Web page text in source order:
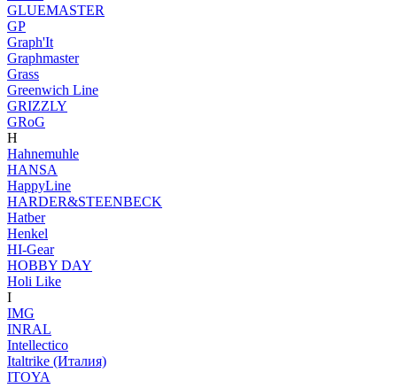
GLUEMASTER
GP
Graph'It
Graphmaster
Grass
Greenwich Line
GRIZZLY
GRoG
H
Hahnemuhle
HANSA
HappyLine
HARDER&STEENBECK
Hatber
Henkel
HI-Gear
HOBBY DAY
Holi Like
I
IMG
INRAL
Intellectico
Italtrike (Италия)
ITOYA